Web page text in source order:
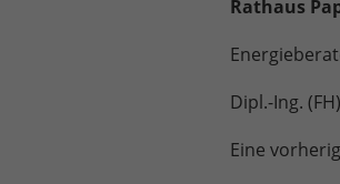
Rathaus
Dipl.-Ing.
Eine